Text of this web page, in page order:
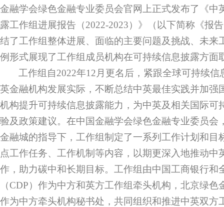
金融学会绿色金融专业委员会官网上正式发布了《中
露工作组进展报告（2022-2023）》（以下简称《报
结了工作组整体进展、面临的主要问题及挑战、未来
例形式展现了工作组成员机构在可持续信息披露方面
工作组自2022年12 月更名后，紧跟全球可持续
英金融机构发展实际，不断总结中英最佳实践并加强
机构提升可持续信息披露能力，为中英及相关国际可
验及政策建议。在中国金融学会绿色金融专业委员会
金融城的指导下，工作组制定了一系列工作计划和目
点工作任务、工作机制等内容，以期更深入地推动中
作，助力碳中和长期目标。工作组由中国工商银行和
（CDP）作为中方和英方工作组牵头机构，北京绿色
作为中方牵头机构秘书处，共同组织和推进中英双方